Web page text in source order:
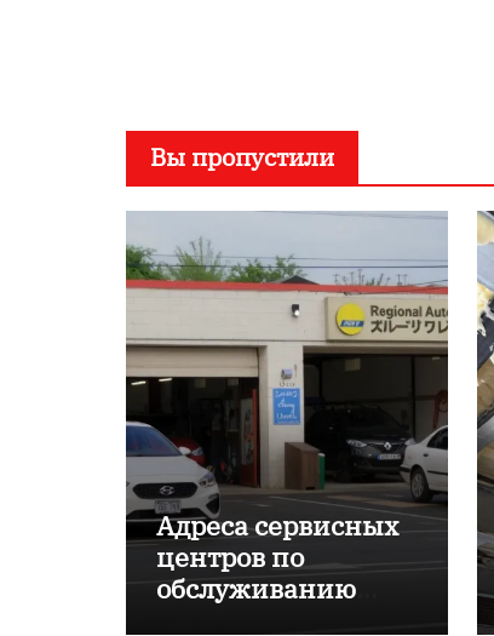
Вы пропустили
Адреса сервисных
центров по
обслуживанию